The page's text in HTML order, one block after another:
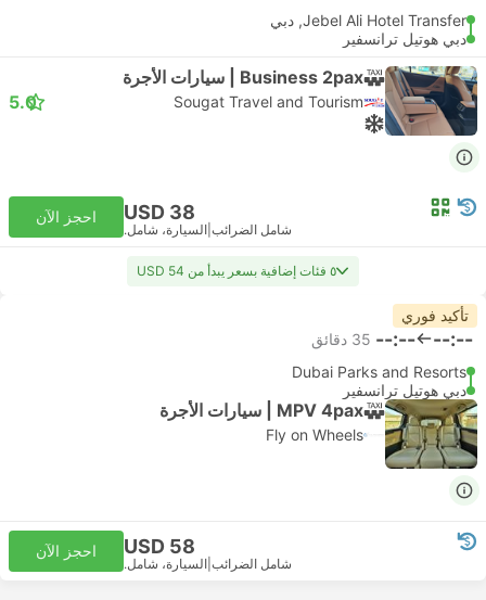
Jebel Ali Hotel Transfer, دبي
دبي هوتيل ترانسفير
Business 2pax | سيارات الأجرة
Sougat Travel and Tourism
5.0
USD 38
شامل الضرائب السيارة، شامل.
احجز الآن
٥ فئات إضافية بسعر يبدأ من USD 54
تأكيد فوري
--:--
--:-- ‫35 دقائق
Dubai Parks and Resorts
دبي هوتيل ترانسفير
MPV 4pax | سيارات الأجرة
Fly on Wheels
USD 58
شامل الضرائب السيارة، شامل.
احجز الآن